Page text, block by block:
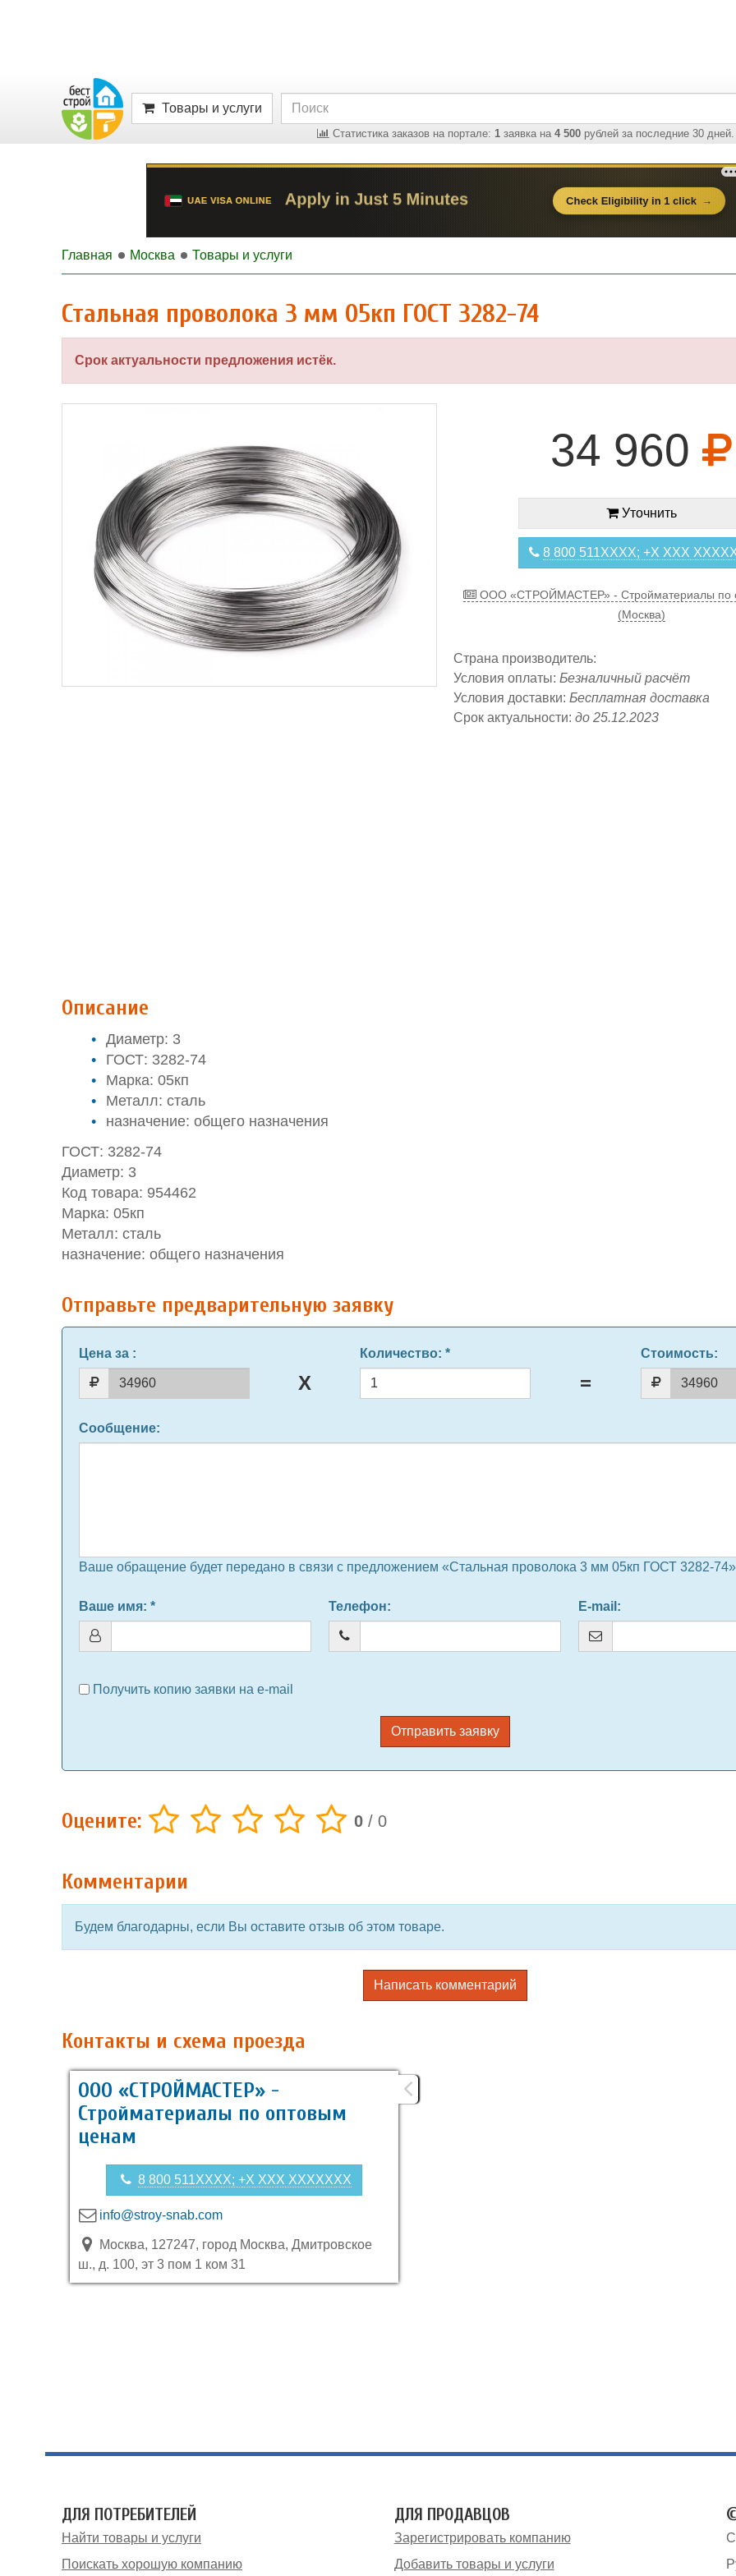
Товары и услуги
Статистика заказов на портале: 1заявка на 4 500рублей за последние 30 дней.
Главная Москва Товары и услуги
Стальная проволока 3 мм 05кп ГОСТ 3282-74
Срок актуальности предложения истёк.
34 960
Уточнить
8 800 511XXXX; +X XXX
ООО «СТРОЙМАСТЕР» - Стройматериалы по
(Москва)
Страна производитель:
Условия оплаты: Безналичный расчёт
Условия доставки: Бесплатная доставка
Срок актуальности: до 25.12.2023
Описание
Диаметр: 3
ГОСТ: 3282-74
Марка: 05кп
Металл: сталь
назначение: общего назначения
ГОСТ: 3282-74
Диаметр: 3
Код товара: 954462
Марка: 05кп
Металл: сталь
назначение: общего назначения
Отправьте предварительную заявку
Цена за : Количество: * Стоимость:
Сообщение:
Ваше обращение будет передано в связи с предложением «Стальная проволока 3 мм 05кп ГОСТ 3282-
Ваше имя: * Телефон: E-mail :
Получить копию заявки на e-mail
Отправить заявку
Оцените: 0 / 0
Комментарии
Будем благодарны, если Вы оставите отзыв об этом товаре.
Написать комментарий
Контакты и схема проезда
ООО «СТРОЙМАСТЕР» -
Стройматериалы по оптовым
ценам
8 800 511XXXX; +X XXX XXXXXXX
info@stroy-snab.com
Москва, 127247, город Москва, Дмитровское
ш., д. 100, эт 3 пом 1 ком 31
ДЛЯ ПОТРЕБИТЕЛЕЙ
Найти товары и услуги
Поискать хорошую компанию
ДЛЯ ПРОДАВЦОВ
Зарегистрировать компанию
Добавить товары и услуги